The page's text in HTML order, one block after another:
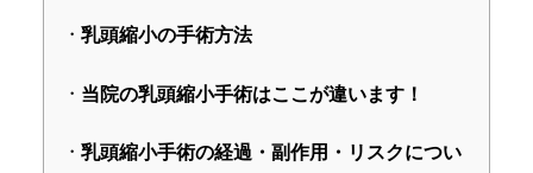
乳頭縮小の手術方法
当院の乳頭縮小手術はここが違います！
乳頭縮小手術の経過・副作用・リスクについ